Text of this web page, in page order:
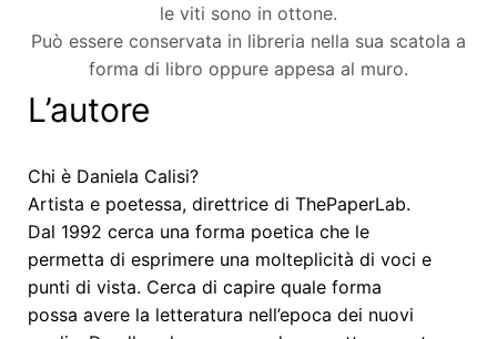
le viti sono in ottone.
Può essere conservata in libreria nella sua scatola a
forma di libro oppure appesa al muro.
L’autore
Chi è Daniela Calisi?
Artista e poetessa, direttrice di ThePaperLab.
Dal 1992 cerca una forma poetica che le
permetta di esprimere una molteplicità di voci e
punti di vista. Cerca di capire quale forma
possa avere la letteratura nell’epoca dei nuovi